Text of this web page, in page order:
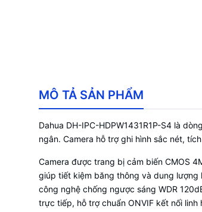
MÔ TẢ SẢN PHẨM
Dahua DH-IPC-HDPW1431R1P-S4 là
ngân. Camera hỗ trợ ghi hình sắc nét,
Camera được trang bị cảm biến CMOS
giúp tiết kiệm băng thông và dung lượng
công nghệ chống ngược sáng WDR
trực tiếp, hỗ trợ chuẩn ONVIF kết nối